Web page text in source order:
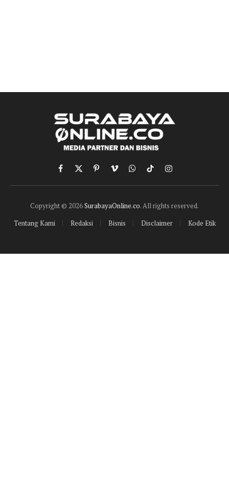
Facebook
X
(Twitter)
PinterestVimeoWhatsApp
TikTokInstagram
Copyright © 2026SurabayaOnline.co. All rights reserved.
Tentang Kami
Redaksi Bisnis Disclaimer Kode Etik